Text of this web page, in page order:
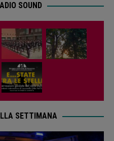
SOUND
SETTIMANA